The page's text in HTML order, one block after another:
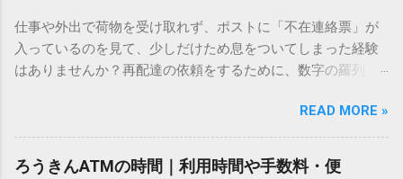
必要はありません。 1. なぜ「変換」しても旧字・外字が出て
こないのか？ そもそも、なぜ普通の変換で出てこない漢字が
あるのでしょうか。その理由は、パソコンが文字を認識する
は、JIS規格（日本産業規格）によって「第1水準」「第2水
準」といった形で整理されています。しかし、人名や地名に
使われる非常に古い漢字（旧字）や、特定の組織だけで作ら
仕事や外出で荷物を受け取れず、ポストに「不在連絡票」が
入っているのを見て、少しだけため息をついてしまった経験
はありませんか？再配達の依頼をするために、数字の羅列を
ことに申し訳なさを感じたりすることもあるかもしれませ
ん。 「もっとスムーズに、自分のタイミングで受け取りた
い」 「わざわざ電話をかけずに、スマホ一つで完結させた
READ MORE »
ろうきんATMの時間｜利用時間や手数料・便